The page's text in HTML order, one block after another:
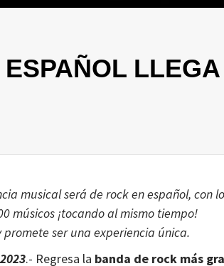
musical será de rock en español, con
músicos ¡tocando al mismo tiempo!
ser una experiencia única.
.- Regresa la banda de rock más